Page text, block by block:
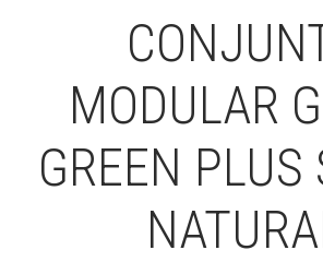
MODULAR
GREEN PLUS